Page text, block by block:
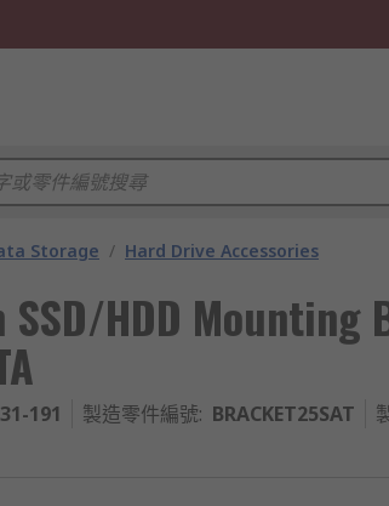
Storage / Hard Drive Accessories
HDD Mounting
191 製造零件編號: BRACKET25SAT